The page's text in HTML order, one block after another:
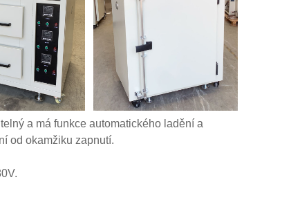
a má funkce automatického ladění a
od okamžiku zapnutí.